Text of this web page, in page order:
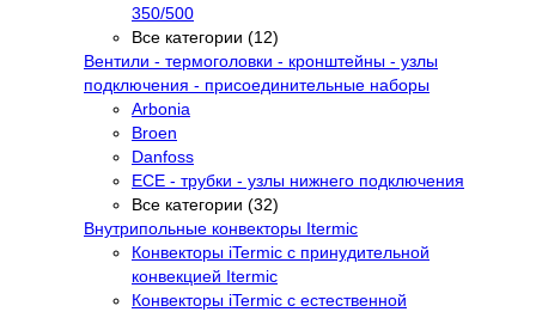
350/500
Все категории (12)
Вентили - термоголовки - кронштейны - узлы
подключения - присоединительные наборы
Arbonia
Broen
Danfoss
ECE - трубки - узлы нижнего подключения
Все категории (32)
Внутрипольные конвекторы Itermic
Конвекторы iTermic c принудительной
конвекцией Itermic
Конвекторы iTermic с естественной